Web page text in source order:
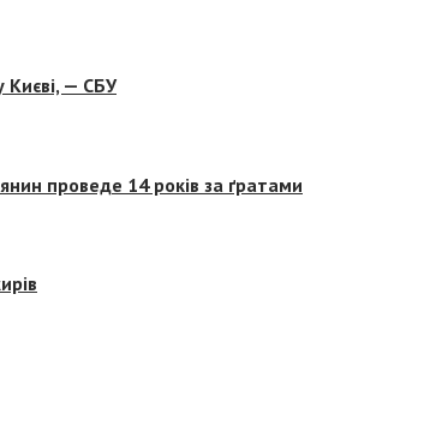
Києві, — СБУ
проведе 14 років за ґратами